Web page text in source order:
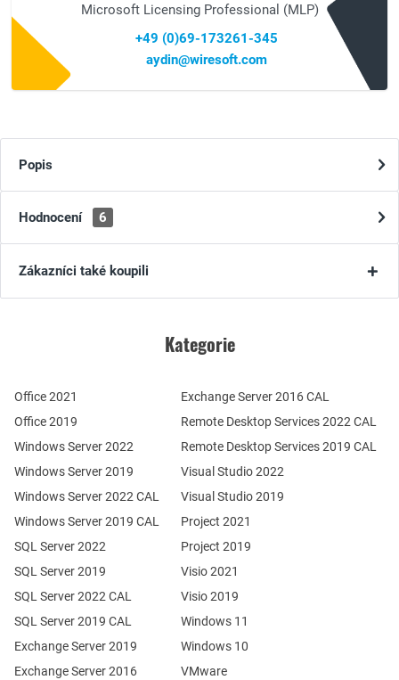
Microsoft Licensing Professional (MLP)
+49 (0)69-173261-345
aydin@wiresoft.com
Popis
Hodnocení 6
Zákazníci také koupili
Kategorie
Office 2021
Office 2019
Windows Server 2022
Windows Server 2019
Exchange Server 2019
Exchange Server 2016
SQL Server 2022
SQL Server 2019
Windows Server 2022 CAL
Windows Server 2019 CAL
SQL Server 2022 CAL
SQL Server 2019 CAL
Remote Desktop Services 2022 CAL
Remote Desktop Services 2019 CAL
Exchange Server 2016 CAL
Visual Studio 2022
Visual Studio 2019
Project 2021
Project 2019
Visio 2021
Visio 2019
Windows 11
Windows 10
VMware